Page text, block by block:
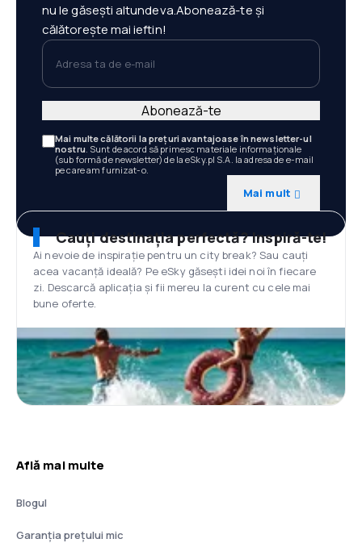
nu le găsești altundeva.Abonează-te și
călătorește mai ieftin!
Adresa ta de e-mail
Mai multe călătorii la prețuri avantajoase în newsletter-ul
nostru. Sunt de acord să primesc materiale informaționale
(sub formă de newsletter) de la eSky.pl S.A. la adresa de e-mail
pe care am furnizat-o.
Mai mult
Abonează-te
Cauți destinația perfectă? Inspiră-te!
Ai nevoie de inspirație pentru un city break? Sau cauți
acea vacanță ideală? Pe eSky găsești idei noi în fiecare
zi. Descarcă aplicația și fii mereu la curent cu cele mai
bune oferte.
Află mai multe
Blogul
Garanția prețului mic